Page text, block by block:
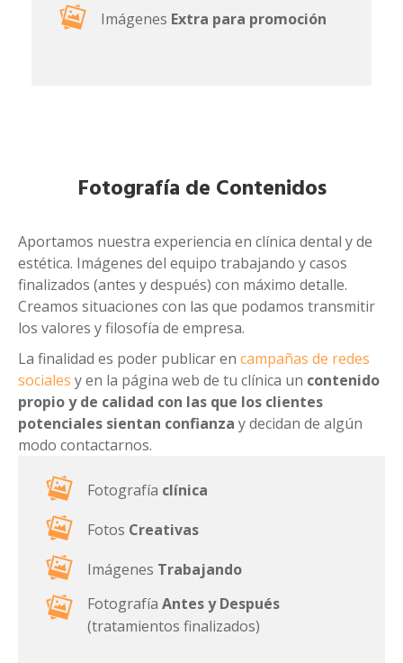
Imágenes Extra para promoción
Fotografía de Contenidos
Aportamos nuestra experiencia en clínica dental y de
estética. Imágenes del equipo trabajando y casos
finalizados (antes y después) con máximo detalle.
Creamos situaciones con las que podamos transmitir
los valores y filosofía de empresa.
La finalidad es poder publicar en campañas de redes
sociales y en la página web de tu clínica un contenido
propio y de calidad con las que los clientes
potenciales sientan confianza y decidan de algún
modo contactarnos.
Fotografía clínica
Fotos Creativas
Imágenes Trabajando
Fotografía Antes y Después
(tratamientos finalizados)